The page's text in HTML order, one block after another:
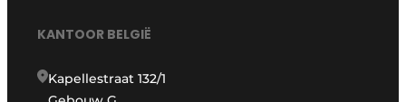
KANTOOR BELGIË
Kapellestraat 132/1